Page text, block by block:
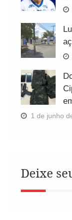
1 de junho
Deixe